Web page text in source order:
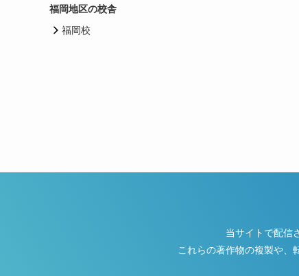
福岡地区の校舎
福岡校
当サイトで配信
これらの著作物の複製や、